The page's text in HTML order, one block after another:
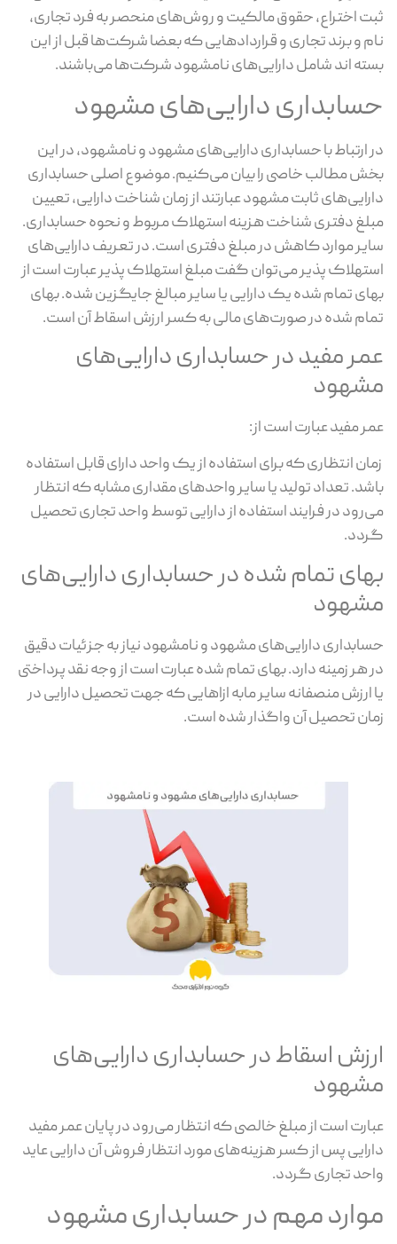
ثبت اختراع، حقوق مالکیت و روش‌های منحصر به فرد تجاری،
نام و برند تجاری و قراردادهایی که بعضا شرکت‌ها قبل از این
بسته اند شامل دارایی‌های نامشهود شرکت‌ها می‌باشند.
حسابداری دارایی‌های مشهود
در ارتباط با حسابداری دارایی‌های مشهود و نامشهود، در این
بخش مطالب خاصی را بیان می‌کنیم. موضوع اصلی حسابداری
دارایی‌های ثابت مشهود عبارتند از زمان شناخت دارایی، تعیین
مبلغ دفتری شناخت هزینه استهلاک مربوط و نحوه حسابداری.
سایر موارد کاهش در مبلغ دفتری است. در تعریف دارایی‌های
استهلاک پذیر می‌توان گفت مبلغ استهلاک پذیر عبارت است از
بهای تمام شده یک دارایی یا سایر مبالغ جایگزین شده. بهای
تمام شده در صورت‌های مالی به کسر ارزش اسقاط آن است.
عمر مفید در حسابداری دارایی‌های
مشهود
عمر مفید عبارت است از:
زمان انتظاری که برای استفاده از یک واحد دارای قابل استفاده
باشد. تعداد تولید یا سایر واحدهای مقداری مشابه که انتظار
می‌رود در فرایند استفاده از دارایی توسط واحد تجاری تحصیل
گردد.
بهای تمام شده در حسابداری دارایی‌های
مشهود
حسابداری دارایی‌های مشهود و نامشهود نیاز به جزئیات دقیق
در هر زمینه دارد. بهای تمام شده عبارت است از وجه نقد پرداختی
یا ارزش منصفانه سایر مابه ازاهایی که جهت تحصیل دارایی در
زمان تحصیل آن واگذار شده است.
ارزش اسقاط در حسابداری دارایی‌های
مشهود
عبارت است از مبلغ خالصی که انتظار می‌رود در پایان عمر مفید
دارایی پس از کسر هزینه‌های مورد انتظار فروش آن دارایی عاید
واحد تجاری گردد.
موارد مهم در حسابداری مشهود